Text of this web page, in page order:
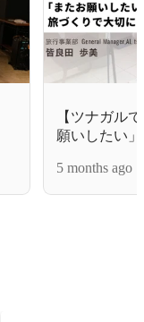
【ツナガル
願いしたい
5 months ago